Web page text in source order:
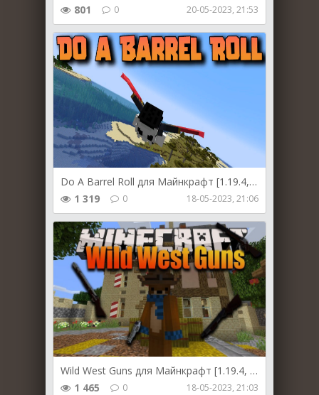
801
0 20-05-2023, 21:53
Do A Barrel Roll для Майнкрафт [1.19.4, 1.19.3, 1.19.2]
1 319
0 18-05-2023, 21:06
Wild West Guns для Майнкрафт [1.19.4, 1.19.2, 1.18.2]
1 465
0 18-05-2023, 21:03